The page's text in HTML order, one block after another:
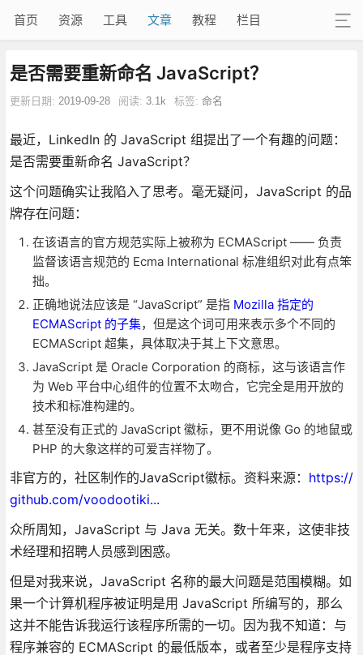
首页 资源 工具 文章 教程 栏目
是否需要重新命名 JavaScript？
更新日期: 2019-09-28 阅读: 3.1k 标签: 命名
最近，LinkedIn 的 JavaScript 组提出了一个有趣的问题：
是否需要重新命名 JavaScript？
这个问题确实让我陷入了思考。毫无疑问，JavaScript 的品
牌存在问题：
在该语言的官方规范实际上被称为 ECMAScript —— 负责
监督该语言规范的 Ecma International 标准组织对此有点笨
拙。
正确地说法应该是 “JavaScript” 是指 Mozilla 指定的
ECMAScript 的子集，但是这个词可用来表示多个不同的
ECMAScript 超集，具体取决于其上下文意思。
JavaScript 是 Oracle Corporation 的商标，这与该语言作
为 Web 平台中心组件的位置不太吻合，它完全是用开放的
技术和标准构建的。
甚至没有正式的 JavaScript 徽标，更不用说像 Go 的地鼠或
PHP 的大象这样的可爱吉祥物了。
非官方的，社区制作的JavaScript徽标。资料来源： https://
github.com/voodootiki...
众所周知，JavaScript 与 Java 无关。数十年来，这使非技
术经理和招聘人员感到困惑。
但是对我来说，JavaScript 名称的最大问题是范围模糊。如
果一个计算机程序被证明是用 JavaScript 所编写的，那么
这并不能告诉我运行该程序所需的一切。因为我不知道：与
程序兼容的 ECMAScript 的最低版本，或者至少是程序支持